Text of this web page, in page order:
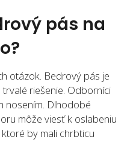
pás na
otázok. Bedrový pás je
riešenie. Odborníci
nosením. Dlhodobé
môže viesť k oslabeniu
by mali chrbticu